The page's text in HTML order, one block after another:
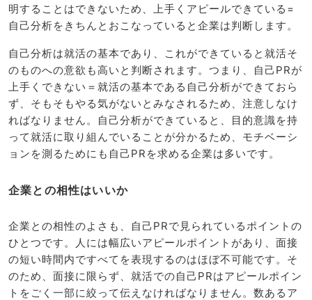
明することはできないため、上手くアピールできている=
自己分析をきちんとおこなっていると企業は判断します。
自己分析は就活の基本であり、これができていると就活そ
のものへの意欲も高いと判断されます。つまり、自己PRが
上手くできない＝就活の基本である自己分析ができておら
ず、そもそもやる気がないとみなされるため、注意しなけ
ればなりません。自己分析ができていると、目的意識を持
って就活に取り組んでいることが分かるため、モチベーシ
ョンを測るためにも自己PRを求める企業は多いです。
企業との相性はいいか
企業との相性のよさも、自己PRで見られているポイントの
ひとつです。人には幅広いアピールポイントがあり、面接
の短い時間内ですべてを表現するのはほぼ不可能です。そ
のため、面接に限らず、就活での自己PRはアピールポイン
トをごく一部に絞って伝えなければなりません。数あるア